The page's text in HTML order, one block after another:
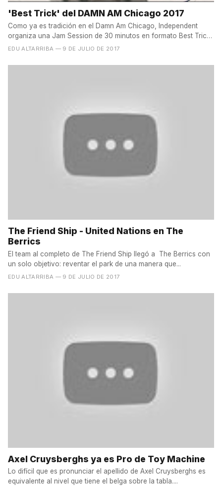
'Best Trick' del DAMN AM Chicago 2017
Como ya es tradición en el Damn Am Chicago, Independent
organiza una Jam Session de 30 minutos en formato Best Trick,
y...
EDU ALTARRIBA — 9 DE JULIO DE 2017
The Friend Ship - United Nations en The
Berrics
El team al completo de The Friend Ship llegó a The Berrics con
un solo objetivo: reventar el park de una manera que...
EDU ALTARRIBA — 9 DE JULIO DE 2017
Axel Cruysberghs ya es Pro de Toy Machine
Lo difícil que es pronunciar el apellido de Axel Cruysberghs es
equivalente al nivel que tiene el belga sobre la tabla....